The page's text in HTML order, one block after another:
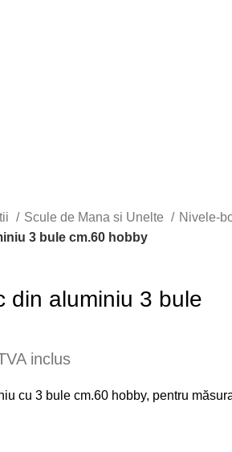
Scule de Mana si Unelte
Nivele-
3 bule cm.60 hobby
din aluminiu 3 bule
inclus
cu 3 bule cm.60 hobby, pentru